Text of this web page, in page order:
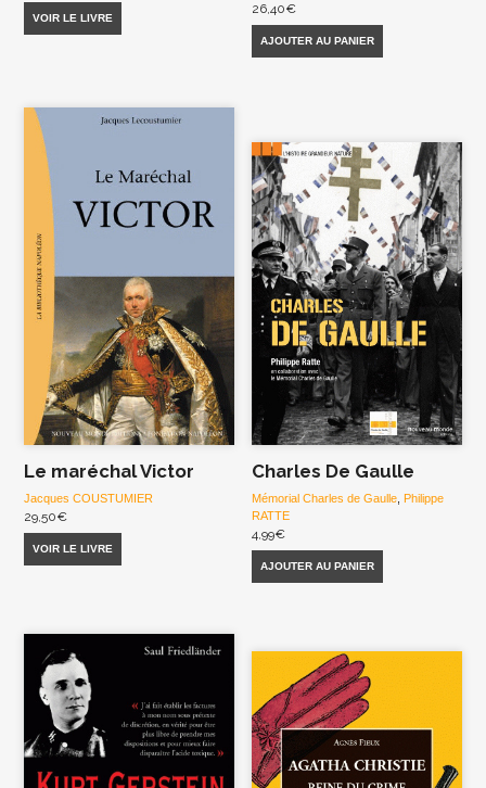
VOIR LE LIVRE
26,40€
AJOUTER AU PANIER
Le maréchal Victor
Jacques COUSTUMIER
29,50€
VOIR LE LIVRE
Charles De Gaulle
Mémorial Charles de Gaulle
Philippe
RATTE
4,99€
AJOUTER AU PANIER